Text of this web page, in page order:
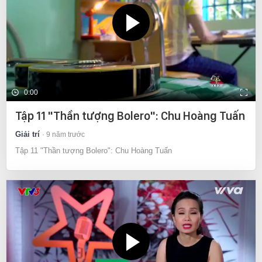
0:00
Tập 11 "Thần tượng Bolero": Chu Hoàng Tuấn
Giải trí 9 năm trước
Tập 11 "Thần tượng Bolero": Chu Hoàng Tuấn